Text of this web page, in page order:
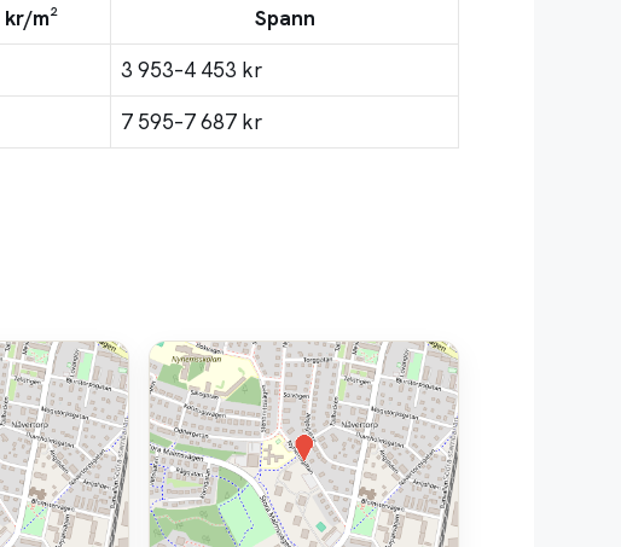
kr/m²
Spann
3 953–4 453 kr
7 595–7 687 kr